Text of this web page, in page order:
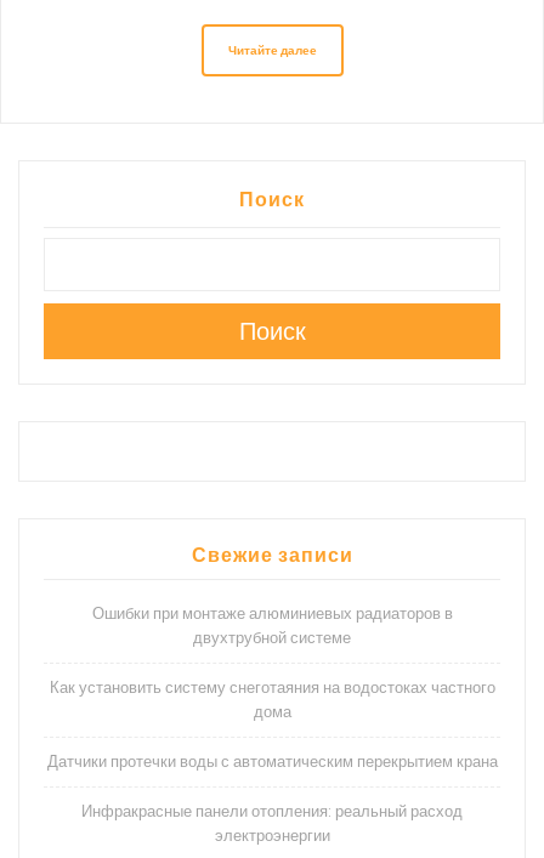
Читайте далее
Поиск
Поиск
Свежие записи
Ошибки при монтаже алюминиевых радиаторов в
двухтрубной системе
Как установить систему снеготаяния на водостоках частного
дома
Датчики протечки воды с автоматическим перекрытием крана
Инфракрасные панели отопления: реальный расход
электроэнергии